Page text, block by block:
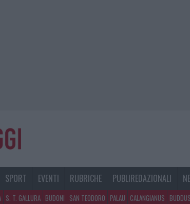
SPORT EVENTI RUBRICHE PUBLIREDAZIONALI
S. T. GALLURA BUDONI SAN TEODORO PALAU CALANGIANUS